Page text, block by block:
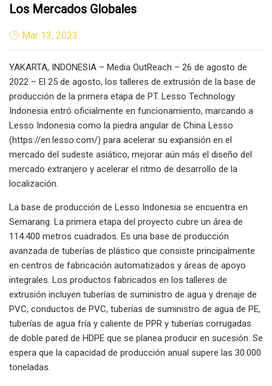
Los Mercados Globales
Mar 13, 2023
YAKARTA, INDONESIA – Media OutReach – 26 de agosto de
2022 – El 25 de agosto, los talleres de extrusión de la base de
producción de la primera etapa de PT. Lesso Technology
Indonesia entró oficialmente en funcionamiento, marcando a
Lesso Indonesia como la piedra angular de China Lesso
(https://en.lesso.com/) para acelerar su expansión en el
mercado del sudeste asiático, mejorar aún más el diseño del
mercado extranjero y acelerar el ritmo de desarrollo de la
localización.
La base de producción de Lesso Indonesia se encuentra en
Semarang. La primera etapa del proyecto cubre un área de
114.400 metros cuadrados. Es una base de producción
avanzada de tuberías de plástico que consiste principalmente
en centros de fabricación automatizados y áreas de apoyo
integrales. Los productos fabricados en los talleres de
extrusión incluyen tuberías de suministro de agua y drenaje de
PVC, conductos de PVC, tuberías de suministro de agua de PE,
tuberías de agua fría y caliente de PPR y tuberías corrugadas
de doble pared de HDPE que se planea producir en sucesión. Se
espera que la capacidad de producción anual supere las 30.000
toneladas.